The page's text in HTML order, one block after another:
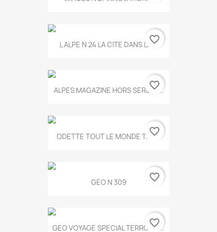
L ALPE N 24 LA CITE DANS LA...
favorite_border
ALPES MAGAZINE HORS SERIE N...
favorite_border
ODETTE TOUT LE MONDE T.546
favorite_border
GEO N 309 favorite_border
GEO VOYAGE SPECIAL TERROIRS...
favorite_border